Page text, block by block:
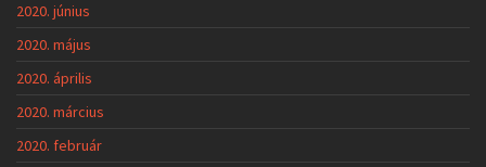
2020. június
2020. május
2020. április
2020. március
2020. február